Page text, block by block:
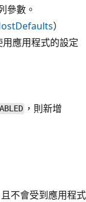
參數。
）
應用程式的設定
，則新增
不會受到應用程式